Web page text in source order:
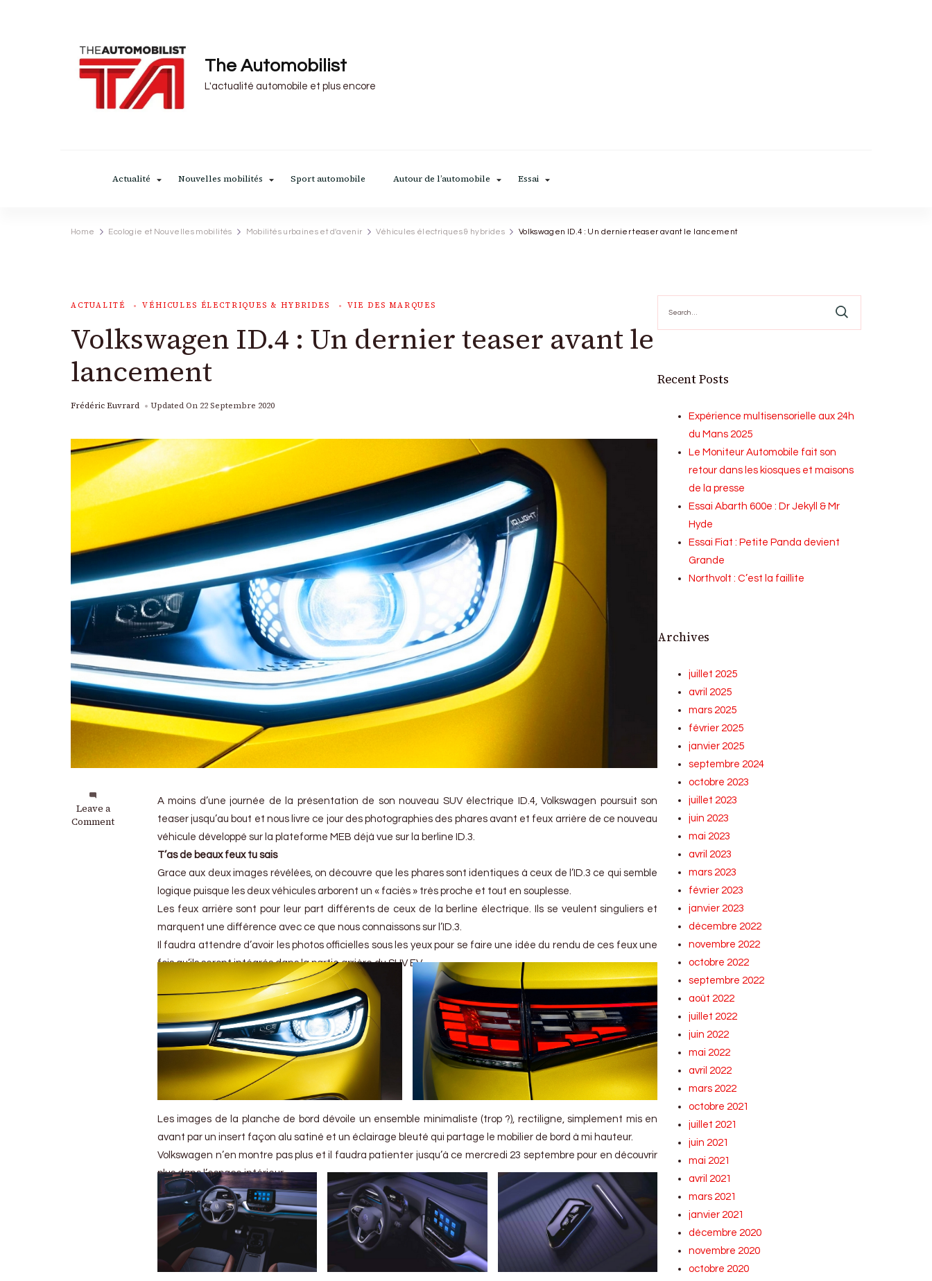
The Automobilist
L'actualité automobile et plus encore
Actualité Nouvelles mobilités Sport automobile Autour de l’automobile Essai
Home Ecologie et Nouvelles mobilités Mobilités urbaines et d'avenir Véhicules électriques & hybrides Volkswagen ID.4 : Un dernier teaser avant le lancement
ACTUALITÉ VÉHICULES ÉLECTRIQUES & HYBRIDES VIE DES MARQUES
Volkswagen ID.4 : Un dernier teaser avant le
lancement
Frédéric Euvrard Updated On 22 Septembre 2020
Leave a
Comment
on
Volkswagen
A moins d’une journée de la présentation de son nouveau SUV électrique ID.4, Volkswagen poursuit son
teaser jusqu’au bout et nous livre ce jour des photographies des phares avant et feux arrière de ce nouveau
véhicule développé sur la plateforme MEB déjà vue sur la berline ID.3.
T’as de beaux feux tu sais
Grace aux deux images révélées, on découvre que les phares sont identiques à ceux de l’ID.3 ce qui semble
logique puisque les deux véhicules arborent un « faciès » très proche et tout en souplesse.
Les feux arrière sont pour leur part différents de ceux de la berline électrique. Ils se veulent singuliers et
marquent une différence avec ce que nous connaissons sur l’ID.3.
Il faudra attendre d’avoir les photos officielles sous les yeux pour se faire une idée du rendu de ces feux une
fois qu’ils seront intégrés dans la partie arrière du SUV EV.
Les images de la planche de bord dévoile un ensemble minimaliste (trop ?), rectiligne, simplement mis en
avant par un insert façon alu satiné et un éclairage bleuté qui partage le mobilier de bord à mi hauteur.
Volkswagen n’en montre pas plus et il faudra patienter jusqu’à ce mercredi 23 septembre pour en découvrir
plus dans l’espace intérieur.
for:
Recent Posts
Expérience multisensorielle aux 24h
du Mans 2025
Le Moniteur Automobile fait son
retour dans les kiosques et maisons
de la presse
Essai Abarth 600e : Dr Jekyll & Mr
Hyde
Essai Fiat : Petite Panda devient
Grande
Northvolt : C’est la faillite
Archives
juillet 2025
avril 2025
mars 2025
février 2025
janvier 2025
septembre 2024
octobre 2023
juillet 2023
juin 2023
mai 2023
avril 2023
mars 2023
février 2023
janvier 2023
décembre 2022
novembre 2022
octobre 2022
septembre 2022
août 2022
juillet 2022
juin 2022
mai 2022
avril 2022
mars 2022
octobre 2021
juillet 2021
juin 2021
mai 2021
avril 2021
mars 2021
janvier 2021
décembre 2020
novembre 2020
octobre 2020